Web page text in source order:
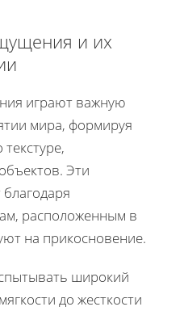
и их
играют важную
мира, формируя
Эти
расположенным в
на прикосновение.
широкий
до жесткости